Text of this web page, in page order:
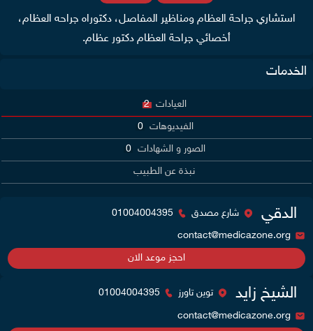
استشاري جراحة العظام ومناظير المفاصل، دكتوراه جراحه العظام،
أخصائي جراحة العظام دكتور عظام.
الخدمات
العيادات 2
الفيديوهات 0
الصور و الشهادات 0
نبذة عن الطبيب
الدقي شارع مصدق
01004004395
contact@medicazone.org
احجز موعد الان
الشيخ زايد توين تاورز
01004004395
contact@medicazone.org